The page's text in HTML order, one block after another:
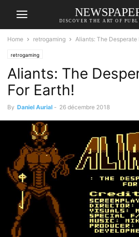
DISCOVER THE ART OF
Home retrogaming Aliants: The Desperate
retrogaming
Aliants: The
For Earth!
By Daniel Aurial - 26 décembre 2018